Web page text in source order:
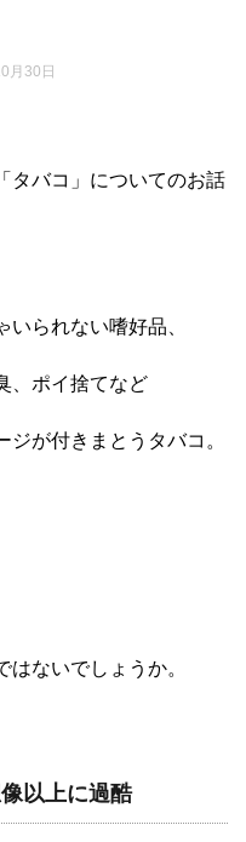
月30日
タバコ」についてのお話
られない嗜好品、
、ポイ捨てなど
ジが付きまとうタバコ。
ないでしょうか。
以上に過酷